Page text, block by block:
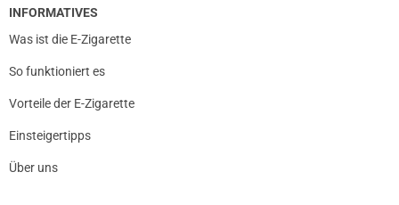
INFORMATIVES
Was ist die E-Zigarette
So funktioniert es
Vorteile der E-Zigarette
Einsteigertipps
Über uns